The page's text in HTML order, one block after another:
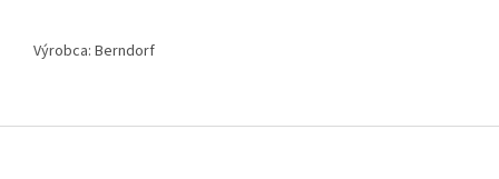
Výrobca: Berndorf